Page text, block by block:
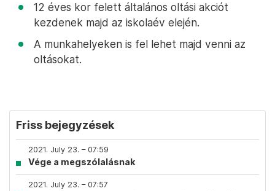
12 éves kor felett általános oltási akciót
kezdenek majd az iskolaév elején.
A munkahelyeken is fel lehet majd venni az
oltásokat.
Friss bejegyzések
2021. July 23. – 07:59
Vége a megszólalásnak
2021. July 23. – 07:57